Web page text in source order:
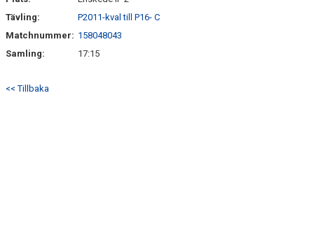
Tävling:
P2011-kval till P16- C
Matchnummer: 158048043
Samling:
17:15
<< Tillbaka